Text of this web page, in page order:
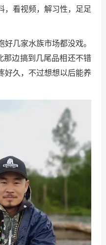
，看视频，解习性，足足
几家水族市场都没戏。
那边搞到几尾品相还不错
好久，不过想想以后能养